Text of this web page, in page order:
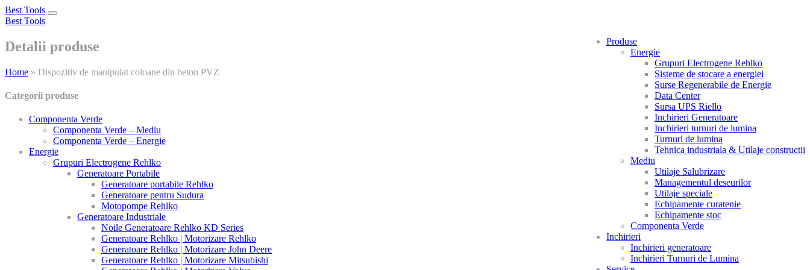
Best Tools
Toggle
Best Tools
Produse
Energie
Grupuri Electrogene Rehlko
Sisteme de stocare a energiei
Surse Regenerabile de Energie
Data Center
Sursa UPS Riello
Inchirieri Generatoare
Inchirieri turnuri de lumina
Turnuri de lumina
Tehnica industriala & Utilaje constructii
Mediu
Utilaje Salubrizare
Managementul deseurilor
Utilaje speciale
Echipamente curatenie
Echipamente stoc
Componenta Verde
Inchirieri
Inchirieri generatoare
Inchirieri Turnuri de Lumina
Detalii produse
Home » Dispozitiv de manipulat coloane din beton PVZ
Categorii produse
Componenta Verde
Componenta Verde – Mediu
Componenta Verde – Energie
Energie
Grupuri Electrogene Rehlko
Generatoare Portabile
Generatoare portabile Rehlko
Generatoare pentru Sudura
Motopompe Rehlko
Generatoare Industriale
Noile Generatoare Rehlko KD Series
Generatoare Rehlko | Motorizare Rehlko
Generatoare Rehlko | Motorizare John Deere
Generatoare Rehlko | Motorizare Mitsubishi